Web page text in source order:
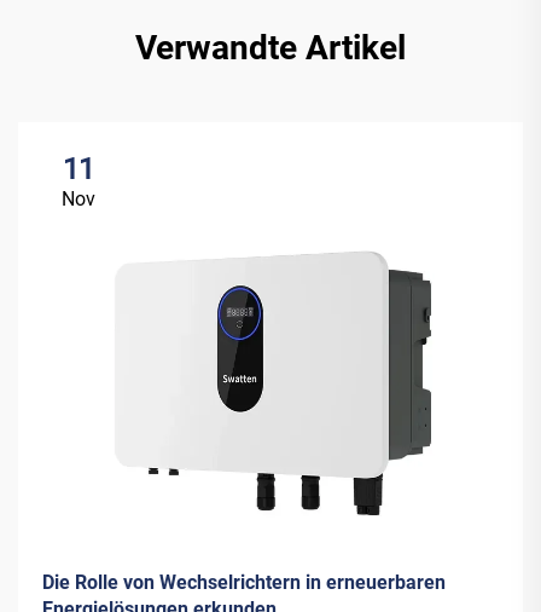
Verwandte Artikel
11
Nov
Die Rolle von Wechselrichtern in erneuerbaren